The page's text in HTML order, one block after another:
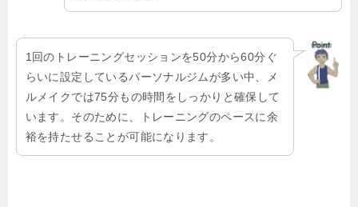
1回のトレーニングセッションを50分から60分ぐ
らいに設定しているパーソナルジムが多い中、メ
ルメイクでは75分もの時間をしっかりと確保して
います。そのために、トレーニングのペースに余
裕を持たせることが可能になります。